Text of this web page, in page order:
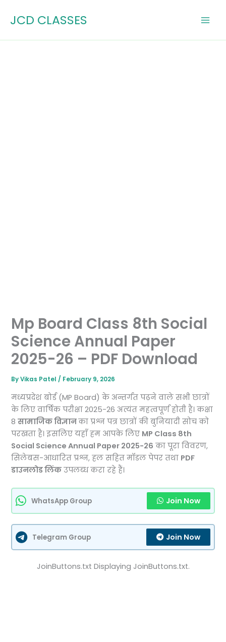
JCD CLASSES
Mp Board Class 8th Social
Science Annual Paper
2025-26 – PDF Download
ByVikas Patel/ February 9, 2026
मध्यप्रदेश बोर्ड (MP Board) के अन्तर्गत पढ़ने वाले सभी छात्रों
के लिए वार्षिक परीक्षा 2025-26 अत्यंत महत्वपूर्ण होती है। कक्षा
8सामाजिक विज्ञानका प्रश्न पत्र छात्रों की बुनियादी सोच को
परखता है। इसलिए यहाँ हम आपके लिए MP Class 8th
Social Science Annual Paper 2025-26 का पूरा विवरण,
सिलेबस-आधारित प्रश्न, हल सहित मॉडल पेपर तथा PDF
डाउनलोड लिंक उपलब्ध करा रहे हैं।
WhatsApp Group Join Now
Telegram Group Join Now
JoinButtons.txt Displaying JoinButtons.txt.